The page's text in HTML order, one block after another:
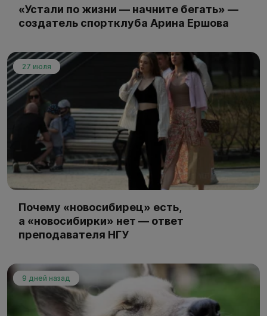
«Устали по жизни — начните бегать» —
создатель спортклуба Арина Ершова
27 июля
Почему «новосибирец» есть,
а «новосибирки» нет — ответ
преподавателя НГУ
9 дней назад